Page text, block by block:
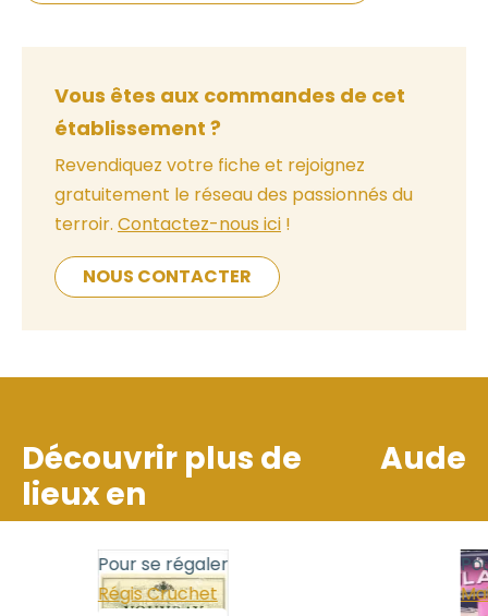
Vous êtes aux commandes de cet
établissement ?
Revendiquez votre fiche et rejoignez
gratuitement le réseau des passionnés du
terroir. Contactez-nous ici !
NOUS CONTACTER
Découvrir plus de
lieux en
Aude
Pour se régaler
Régis Cruchet